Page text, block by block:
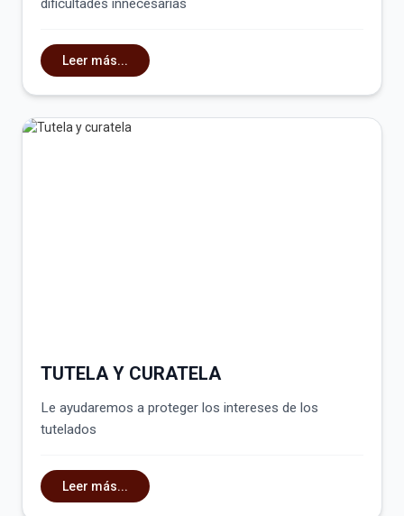
dificultades innecesarias
Leer más...
TUTELA Y CURATELA
Le ayudaremos a proteger los intereses de los
tutelados
Leer más...